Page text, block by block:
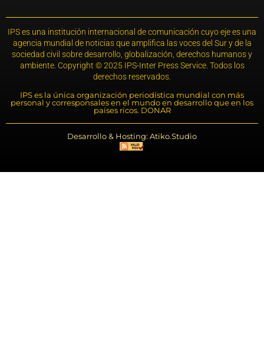
IPS es una institución internacional de comunicación cuyo eje es una
agencia mundial de noticias que amplifica las voces del Sur y de la
sociedad civil sobre desarrollo, globalización, derechos humanos y
ambiente. Copyright © 2025 IPS-Inter Press Service. Todos los
derechos reservados.
IPS es la única organización periodística mundial con más
personal y corresponsales en el mundo en desarrollo que en los
países ricos. DONAR
Desarrollo & Hosting: Atiko.Studio